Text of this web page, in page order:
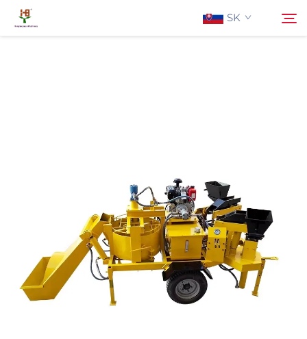
SK
Kontaktujte Nás